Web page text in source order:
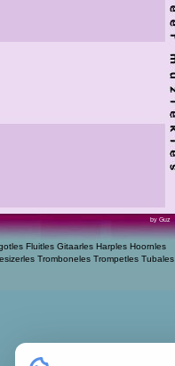
by Guz
Fluitles Gitaarles Harples Hoornles
Tromboneles Trompetles Tubales